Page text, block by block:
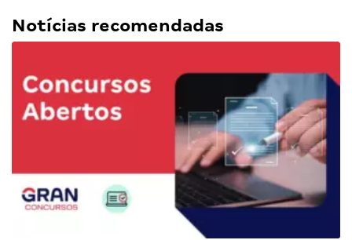
Notícias recomendadas